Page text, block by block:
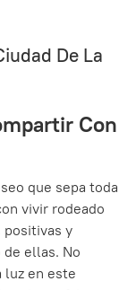
De La
Con
que sepa toda
vivir rodeado
y
de ellas. No
luz en este